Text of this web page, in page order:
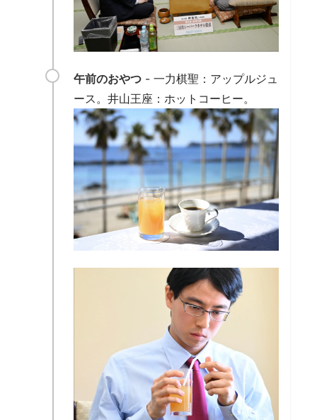
午前のおやつ - 一力棋聖：アップルジュ
ース。井山王座：ホットコーヒー。